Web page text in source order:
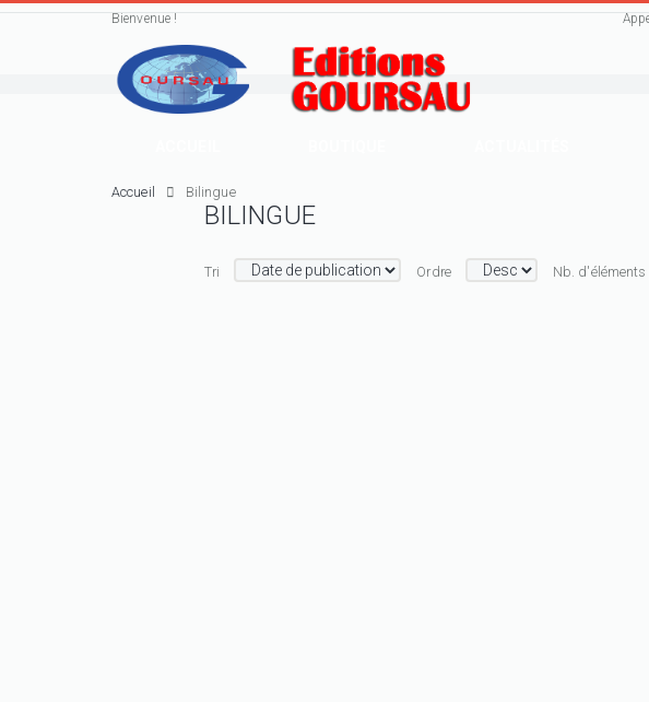
Bienvenue !
Accueil Bilingue
BILINGUE
Tri Ordre Nb.